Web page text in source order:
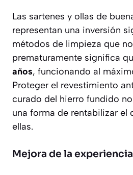
Las sartenes y ollas de
representan una inversión
métodos de limpieza que
prematuramente significa
años, funcionando al
Proteger el revestimiento
curado del hierro fundido
una forma de rentabilizar el
ellas.
Mejora de la